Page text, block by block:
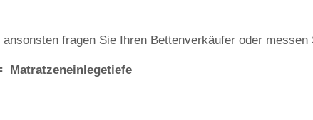
fragen Sie Ihren Bettenverkäufer oder
Matratzeneinlegetiefe